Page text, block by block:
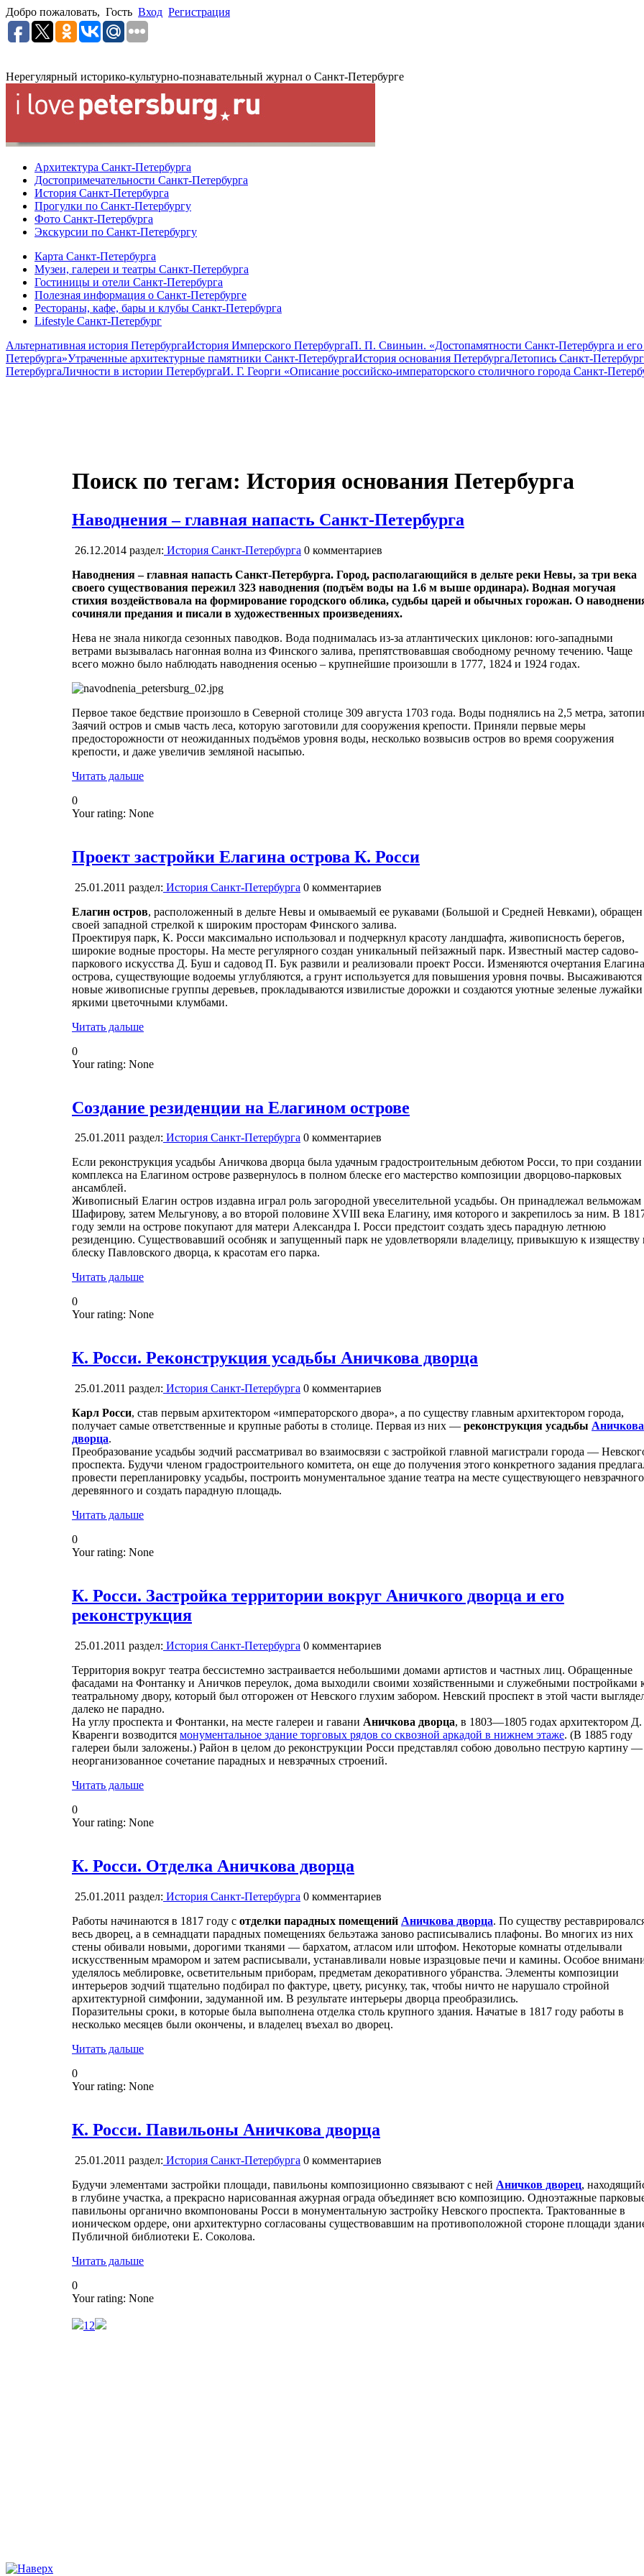
Добро пожаловать, Гость Вход Регистрация
Нерегулярный историко-культурно-познавательный журнал о Санкт-Петербурге
Архитектура Санкт-Петербурга
Достопримечательности Санкт-Петербурга
История Санкт-Петербурга
Прогулки по Санкт-Петербургу
Фото Санкт-Петербурга
Экскурсии по Санкт-Петербургу
Карта Санкт-Петербурга
Музеи, галереи и театры Санкт-Петербурга
Гостиницы и отели Санкт-Петербурга
Полезная информация о Санкт-Петербурге
Рестораны, кафе, бары и клубы Санкт-Петербурга
Lifestyle Санкт-Петербург
Альтернативная история ПетербургаИстория Имперского ПетербургаП. П. Свиньин. «Достопамятности Санкт-Петербурга и его
Петербурга»Утраченные архитектурные памятники Санкт-ПетербургаИстория основания ПетербургаЛетопись Санкт-
ПетербургаЛичности в истории ПетербургаИ. Г. Георги «Описание российско-императорского столичного города Санкт-
Поиск по тегам: История основания Петербурга
Наводнения – главная напасть Санкт-Петербурга
26.12.2014 раздел: История Санкт-Петербурга 0 комментариев
Наводнения – главная напасть Санкт-Петербурга. Город, располагающийся в дельте реки Невы, за три века
своего существования пережил 323 наводнения (подъём воды на 1.6 м выше ординара). Водная могучая
стихия воздействовала на формирование городского облика, судьбы царей и обычных горожан. О
сочиняли предания и писали в художественных произведениях.
Нева не знала никогда сезонных паводков. Вода поднималась из-за атлантических циклонов: юго-западными
ветрами вызывалась нагонная волна из Финского залива, препятствовавшая свободному речному течению. Чаще
всего можно было наблюдать наводнения осенью – крупнейшие произошли в 1777, 1824 и 1924 годах.
Первое такое бедствие произошло в Северной столице 309 августа 1703 года. Воды поднялись на 2,5 метра,
Заячий остров и смыв часть леса, которую заготовили для сооружения крепости. Приняли первые меры
предосторожности от неожиданных подъёмов уровня воды, несколько возвысив остров во время сооружения
крепости, и даже увеличив земляной насыпью.
Читать дальше
0
Your rating: None
Проект застройки Елагина острова К. Росси
25.01.2011 раздел: История Санкт-Петербурга 0 комментариев
Елагин остров, расположенный в дельте Невы и омываемый ее рукавами (Большой и Средней Невками), обращен
своей западной стрелкой к широким просторам Финского залива.
Проектируя парк, К. Росси максимально использовал и подчеркнул красоту ландшафта, живописность берегов,
широкие водные просторы. На месте регулярного создан уникальный пейзажный парк. Известный мастер садово-
паркового искусства Д. Буш и садовод П. Бук развили и реализовали проект Росси. Изменяются очертания Елагина
острова, существующие водоемы углубляются, а грунт используется для повышения уровня почвы. Высаживаются
новые живописные группы деревьев, прокладываются извилистые дорожки и создаются уютные зеленые лужайки
яркими цветочными клумбами.
Читать дальше
0
Your rating: None
Создание резиденции на Елагином острове
25.01.2011 раздел: История Санкт-Петербурга 0 комментариев
Если реконструкция усадьбы Аничкова дворца была удачным градостроительным дебютом Росси, то при создании
комплекса на Елагином острове развернулось в полном блеске его мастерство композиции дворцово-парковых
ансамблей.
Живописный Елагин остров издавна играл роль загородной увеселительной усадьбы. Он принадлежал вельможам
Шафирову, затем Мельгунову, а во второй половине XVIII века Елагину, имя которого и закрепилось за ним. В
году земли на острове покупают для матери Александра I. Росси предстоит создать здесь парадную летнюю
резиденцию. Существовавший особняк и запущенный парк не удовлетворяли владелицу, привыкшую к изяществу
блеску Павловского дворца, к красотам его парка.
Читать дальше
0
Your rating: None
К. Росси. Реконструкция усадьбы Аничкова дворца
25.01.2011 раздел: История Санкт-Петербурга 0 комментариев
Карл Росси, став первым архитектором «императорского двора», а по существу главным архитектором города,
получает самые ответственные и крупные работы в столице. Первая из них — реконструкция усадьбы Аничкова
дворца.
Преобразование усадьбы зодчий рассматривал во взаимосвязи с застройкой главной магистрали города —
проспекта. Будучи членом градостроительного комитета, он еще до получения этого конкретного задания
провести перепланировку усадьбы, построить монументальное здание театра на месте существующего
деревянного и создать парадную площадь.
Читать дальше
0
Your rating: None
К. Росси. Застройка территории вокруг Аничкого дворца и его
реконструкция
25.01.2011 раздел: История Санкт-Петербурга 0 комментариев
Территория вокруг театра бессистемно застраивается небольшими домами артистов и частных лиц. Обращенные
фасадами на Фонтанку и Аничков переулок, дома выходили своими хозяйственными и служебными постройками
театральному двору, который был отгорожен от Невского глухим забором. Невский проспект в этой части
далеко не парадно.
На углу проспекта и Фонтанки, на месте галереи и гавани Аничкова дворца, в 1803—1805 годах архитектором Д.
Кваренги возводится монументальное здание торговых рядов со сквозной аркадой в нижнем этаже. (В 1885 году
галереи были заложены.) Район в целом до реконструкции Росси представлял собою довольно пеструю картину —
неорганизованное сочетание парадных и невзрачных строений.
Читать дальше
0
Your rating: None
К. Росси. Отделка Аничкова дворца
25.01.2011 раздел: История Санкт-Петербурга 0 комментариев
Работы начинаются в 1817 году с отделки парадных помещений Аничкова дворца. По существу
весь дворец, а в семнадцати парадных помещениях бельэтажа заново расписывались плафоны. Во многих из них
стены обивали новыми, дорогими тканями — бархатом, атласом или штофом. Некоторые комнаты отделывали
искусственным мрамором и затем расписывали, устанавливали новые изразцовые печи и камины. Особое
уделялось меблировке, осветительным приборам, предметам декоративного убранства. Элементы композиции
интерьеров зодчий тщательно подбирал по фактуре, цвету, рисунку, так, чтобы ничто не нарушало стройной
архитектурной симфонии, задуманной им. В результате интерьеры дворца преобразились.
Поразительны сроки, в которые была выполнена отделка столь крупного здания. Начатые в 1817 году работы в
несколько месяцев были окончены, и владелец въехал во дворец.
Читать дальше
0
Your rating: None
К. Росси. Павильоны Аничкова дворца
25.01.2011 раздел: История Санкт-Петербурга 0 комментариев
Будучи элементами застройки площади, павильоны композиционно связывают с ней Аничков дворец,
в глубине участка, а прекрасно нарисованная ажурная ограда объединяет всю композицию. Одноэтажные
павильоны органично вкомпонованы Росси в монументальную застройку Невского проспекта. Трактованные в
ионическом ордере, они архитектурно согласованы существовавшим на противоположной стороне площади
Публичной библиотеки Е. Соколова.
Читать дальше
0
Your rating: None
1 2